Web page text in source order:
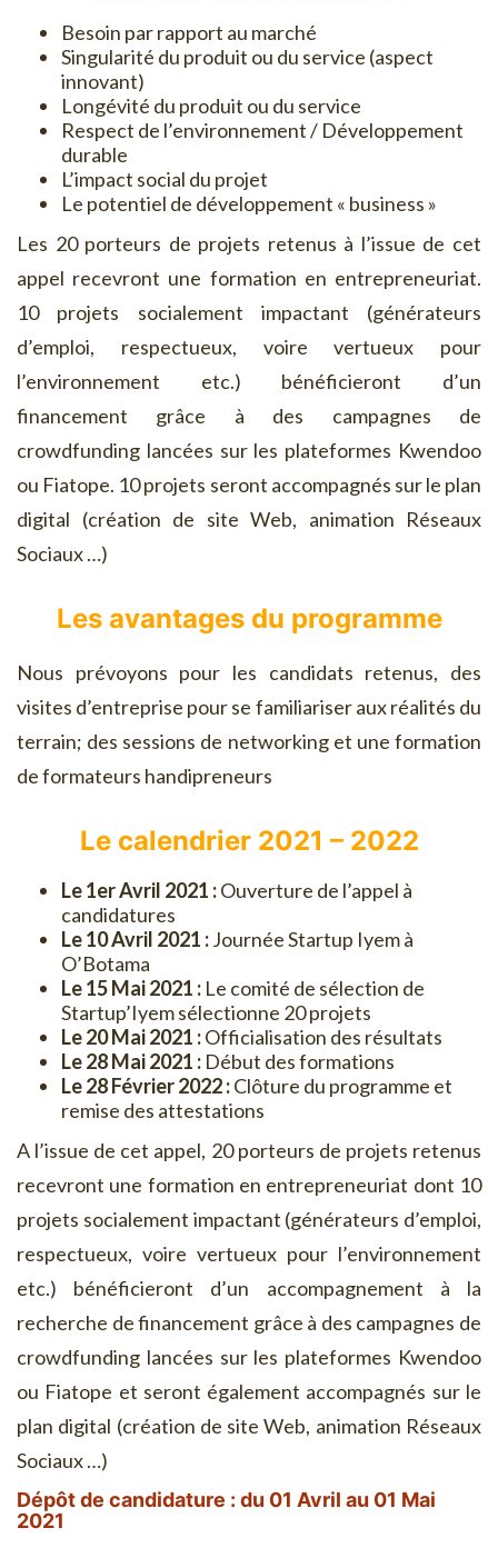
Besoin par rapport au marché
Singularité du produit ou du service (aspect
innovant)
Longévité du produit ou du service
Respect de l’environnement / Développement
durable
L’impact social du projet
Le potentiel de développement « business »
Les 20 porteurs de projets retenus à l’issue de cet
appel recevront une formation en entrepreneuriat.
10 projets socialement impactant (générateurs
d’emploi, respectueux, voire vertueux pour
l’environnement etc.) bénéficieront d’un
financement grâce à des campagnes de
crowdfunding lancées sur les plateformes Kwendoo
ou Fiatope. 10 projets seront accompagnés sur le plan
digital (création de site Web, animation Réseaux
Sociaux …)
Les avantages du programme
Nous prévoyons pour les candidats retenus, des
visites d’entreprise pour se familiariser aux réalités du
terrain; des sessions de networking et une formation
de formateurs handipreneurs
Le calendrier 2021 – 2022
Le 1er Avril 2021 :Ouverture de l’appel à
candidatures
Le 10 Avril 2021 :Journée Startup Iyem à
O’Botama
Le 15 Mai 2021 : Le comité de sélection de
Startup’Iyem sélectionne 20 projets
Le 20 Mai 2021 :Officialisation des résultats
Le 28 Mai 2021 : Début des formations
Le 28 Février 2022 :Clôture du programme et
remise des attestations
A l’issue de cet appel, 20 porteurs de projets retenus
recevront une formation en entrepreneuriat dont 10
projets socialement impactant (générateurs d’emploi,
respectueux, voire vertueux pour l’environnement
etc.) bénéficieront d’un accompagnement à la
recherche de financement grâce à des campagnes de
crowdfunding lancées sur les plateformes Kwendoo
ou Fiatope et seront également accompagnés sur le
plan digital (création de site Web, animation Réseaux
Sociaux …)
Dépôt de candidature : du 01 Avril au 01 Mai
2021